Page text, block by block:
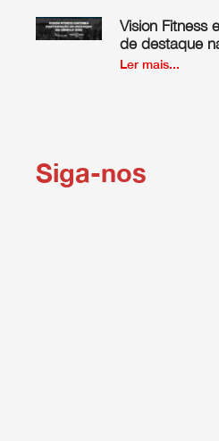
Vision Fitness
de destaque
Ler mais...
Siga-nos